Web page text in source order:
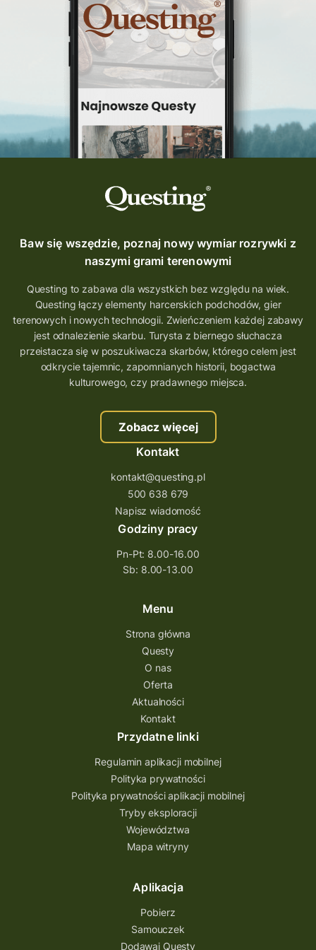
questinggryterenowe
Questing Świętokrzyskie
questing śląskie
Quest Szlak Przygody
przygoda
nowy quest
najlepsze questy
wycieczki
turystyka przygodowa
Szlak Przygody
szkolenie
szkło
scieżka questingowa
questy w Polsce
questujznami
QUESTOMANIA
questing.pl
Quest Koziołek Matołek
gra miejska
co zobaczyć na Śląsku
aplikacja questy
aplikacja gry terenowe
wielkopolskie questy
wakacje z questami
trenerzy questingu
szkolenie tworzenie questów
szkolenie questing
Stefan Żeromski
ścieżka
Rzeszów
questy świętokrzyskie
questujwpolsce
questuj z nami
questingwyprawa po skarb
questingowy projekt współpracy
questing wielkopolska
Questing Przecławski
Questing Łódzkie
questing gry terenowe
Quest Świętokrzyskie
quest na szlaku Przygody
Quest Bolestraszyce
Quest Arboretum
Przecław Quest
projekt
Partnerstwo Questingu
Park Etnograficzny w Tokarni
Park Etnograficzny
natura
mazowieckie
Hutniczy Ostrowiec
gry terenowe
Baw się wszędzie, poznaj nowy wymiar rozrywki z
naszymi grami terenowymi
Questing to zabawa dla wszystkich bez względu na wiek.
Questing łączy elementy harcerskich podchodów, gier
terenowych i nowych technologii. Zwieńczeniem każdej zabawy
jest odnalezienie skarbu. Turysta z biernego słuchacza
przeistacza się w poszukiwacza skarbów, którego celem jest
odkrycie tajemnic, zapomnianych historii, bogactwa
kulturowego, czy pradawnego miejsca.
Zobacz więcej
Kontakt
kontakt@questing.pl
500 638 679
Napisz wiadomość
Godziny pracy
Pn-Pt: 8.00-16.00
Sb: 8.00-13.00
Menu
Strona główna
Questy
O nas
Oferta
Aktualności
Kontakt
Przydatne linki
Regulamin aplikacji mobilnej
Polityka prywatności
Polityka prywatności aplikacji mobilnej
Tryby eksploracji
Województwa
Mapa witryny
Aplikacja
Pobierz
Samouczek
Dodawaj Questy